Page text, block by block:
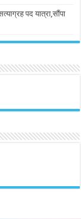
पद यात्रा,सौंपा